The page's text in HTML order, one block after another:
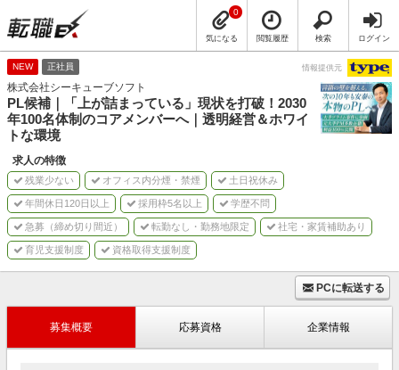
気になる
0
閲覧履歴 検索 ログイン
NEW 正社員 情報提供元
株式会社シーキューブソフト
PL候補｜「上が詰まっている」現状を打破！2030
年100名体制のコアメンバーへ｜透明経営＆ホワイ
トな環境
求人の特徴
残業少ない オフィス内分煙・禁煙 土日祝休み
年間休日120日以上 採用枠5名以上 学歴不問
急募（締め切り間近） 転勤なし・勤務地限定 社宅・家賃補助あり
育児支援制度 資格取得支援制度
PCに転送する
募集概要 応募資格 企業情報